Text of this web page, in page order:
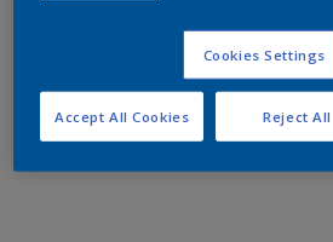
Cookies Settings
Reject All
Accept All Cookies